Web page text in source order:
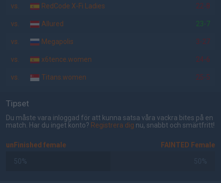
vs. RedCode X-Fi Ladies 22-8
vs. Allured 23-7
vs. Megapolis 3-27
vs. x6tence.women 24-6
vs. Titans.women 25-5
Tipset
Du måste vara inloggad för att kunna satsa våra vackra bites på en
match. Har du inget konto? Registrera dig nu, snabbt och smärtfritt!
unFinished female FAINTED Female
50% 50%